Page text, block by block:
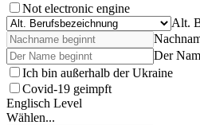
Not electronic engine
Alt.
Der
Ich bin außerhalb der Ukraine
Covid-19 geimpft
Englisch Level
Wählen...